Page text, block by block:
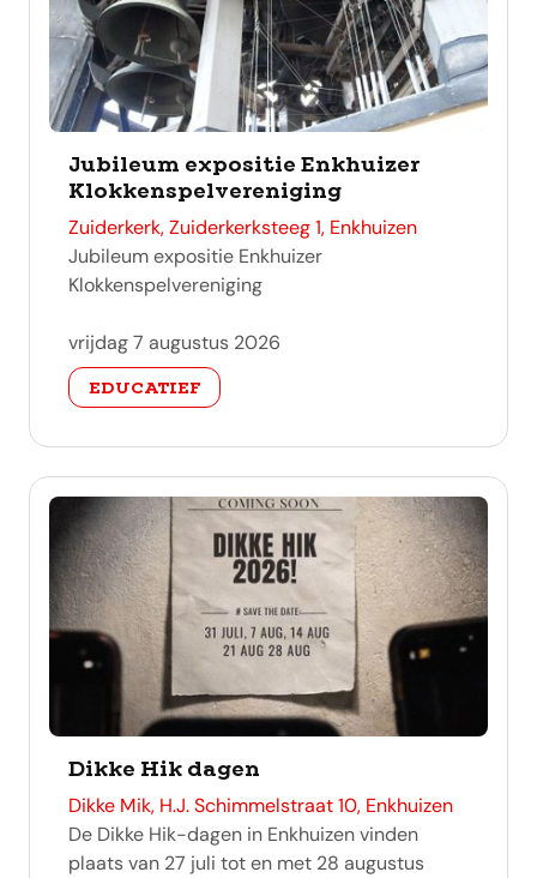
Jubileum expositie Enkhuizer
Klokkenspelvereniging
adres
Zuiderkerk, Zuiderkerksteeg 1, Enkhuizen
Jubileum expositie Enkhuizer
Klokkenspelvereniging
vrijdag 7 augustus 2026
categorie
EDUCATIEF
Dikke Hik dagen
adres
Dikke Mik, H.J. Schimmelstraat 10, Enkhuizen
De Dikke Hik-dagen in Enkhuizen vinden
plaats van 27 juli tot en met 28 augustus